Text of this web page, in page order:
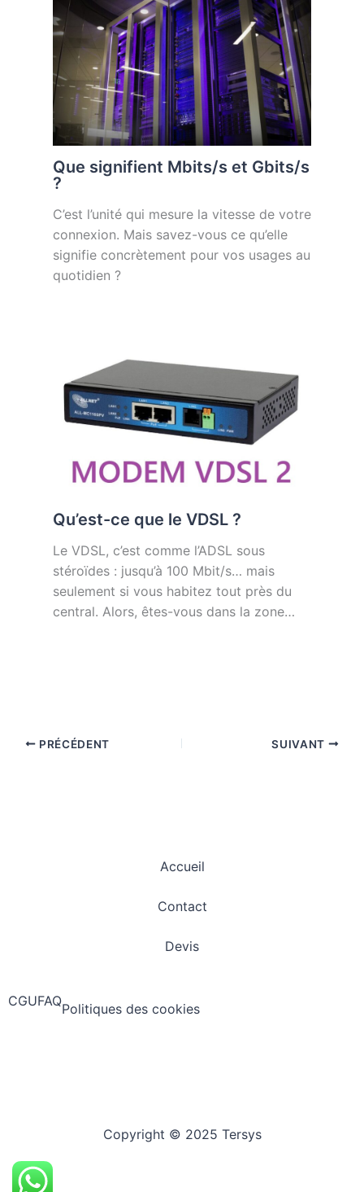
Que signifient Mbits/s et Gbits/s
?
C’est l’unité qui mesure la vitesse de votre
connexion. Mais savez-vous ce qu’elle
signifie concrètement pour vos usages au
quotidien ?
Qu’est-ce que le VDSL ?
Le VDSL, c’est comme l’ADSL sous
stéroïdes : jusqu’à 100 Mbit/s… mais
seulement si vous habitez tout près du
central. Alors, êtes-vous dans la zone…
PRÉCÉDENT SUIVANT
Accueil
Contact
Devis
CGUFAQPolitiques des cookies
Copyright © 2025 Tersys